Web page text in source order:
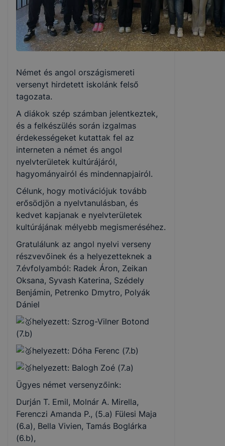
Német és angol országismereti
versenyt hirdetett iskolánk felső
tagozata.
A diákok szép számban jelentkeztek,
és a felkészülés során izgalmas
érdekességeket kutattak fel az
interneten a német és angol
nyelvterületek kultúrájáról,
hagyományairól és mindennapjairól.
Célunk, hogy motivációjuk tovább
erősödjön a nyelvtanulásban, és
kedvet kapjanak e nyelvterületek
kultúrájának mélyebb megismeréséhez.
Gratulálunk az angol nyelvi verseny
részvevőinek és a helyezetteknek a
7.évfolyamból: Radek Áron, Zeikan
Oksana, Syvash Katerina, Szédely
Benjámin, Petrenko Dmytro, Polyák
Dániel
helyezett: Szrog-Vilner Botond
(7.b)
helyezett: Dóha Ferenc (7.b)
helyezett: Balogh Zoé (7.a)
Ügyes német versenyzőink:
Durján T. Emil, Molnár A. Mirella,
Ferenczi Amanda P., (5.a) Fülesi Maja
(6.a), Bella Vivien, Tamás Boglárka
(6.b),